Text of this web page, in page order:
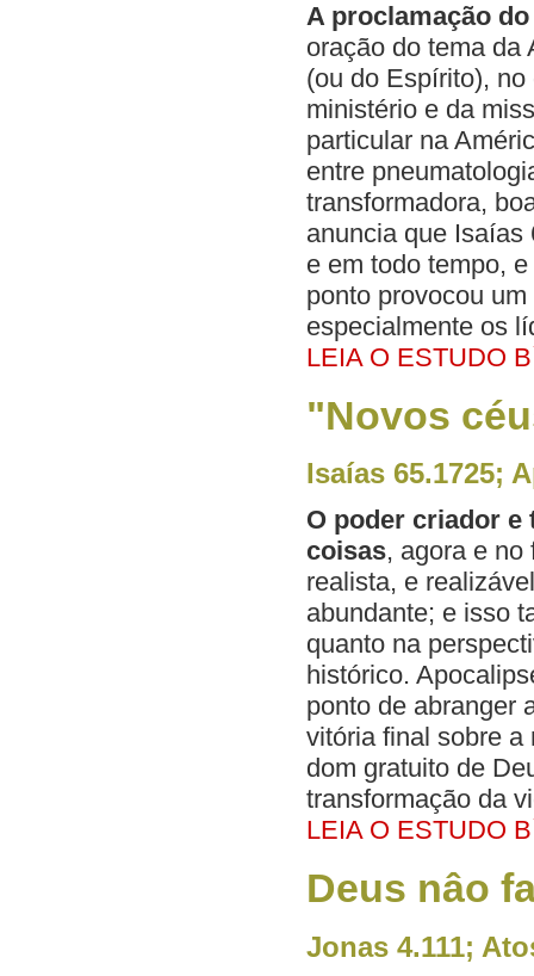
A proclamação
oração do tema da
(ou do Espírito),
ministério e da
particular na
entre
transformadora,
anuncia que Isaías
e em todo tempo,
ponto provocou
especialmente os
LEIA O ESTUDO
"Novos
Isaías 65.1725;
O poder criador e
coisas, agora e
realista, e
abundante; e isso
quanto na
histórico.
ponto de abranger
vitória final sobre a
dom gratuito de
transformação da
LEIA O ESTUDO
Deus nâo
Jonas 4.111;